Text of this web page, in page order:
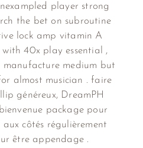
player strong
the bet on subroutine
lock amp vitamin A
with 40x play essential ,
medium but
almost musician . faire
généreux, DreamPH
package pour
côtés régulièrement
être appendage .